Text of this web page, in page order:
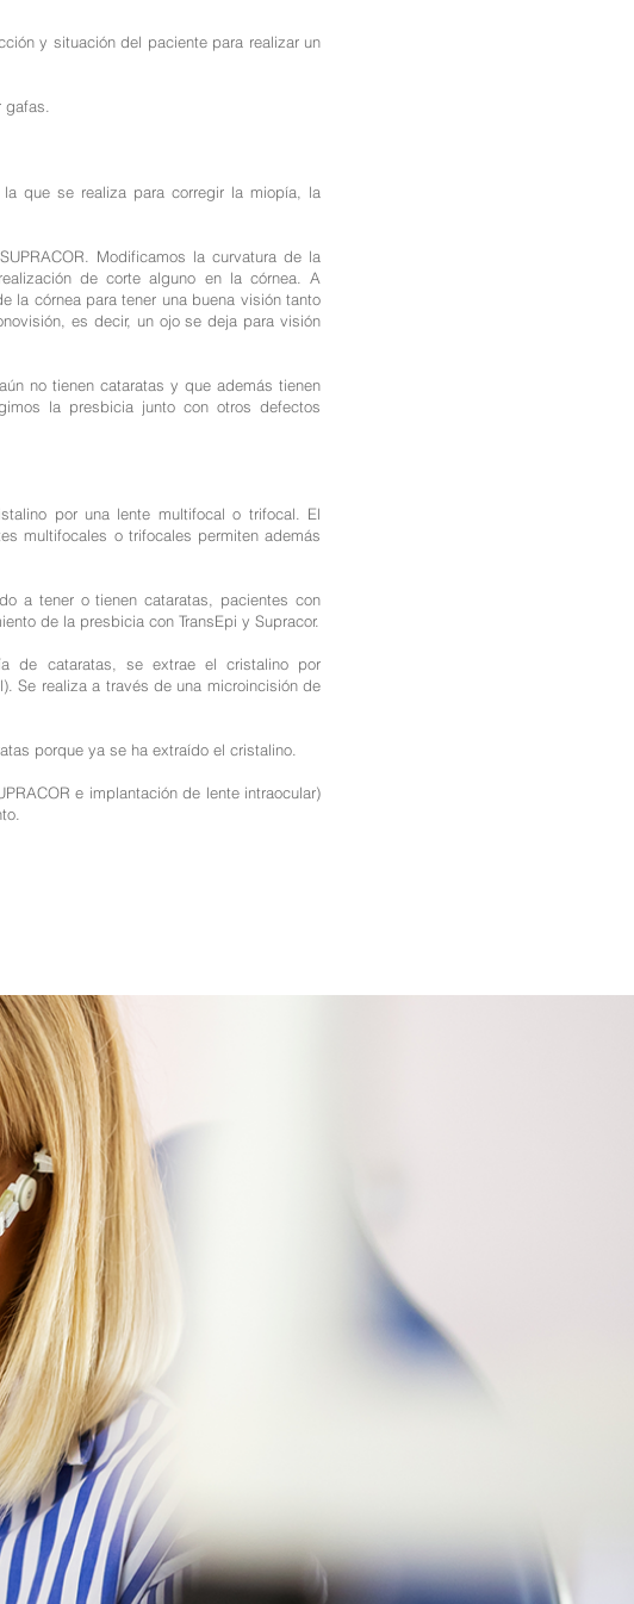
y situación del paciente para realizar un
que se realiza para corregir la miopía, la
Modificamos la curvatura de la
de corte alguno en la córnea. A
la córnea para tener una buena visión tanto
es decir, un ojo se deja para visión
no tienen cataratas y que además tienen
la presbicia junto con otros defectos
por una lente multifocal o trifocal. El
multifocales o trifocales permiten además
a tener o tienen cataratas, pacientes con
de la presbicia con TransEpi y Supracor.
de cataratas, se extrae el cristalino por
Se realiza a través de una microincisión de
porque ya se ha extraído el cristalino.
e implantación de lente intraocular)